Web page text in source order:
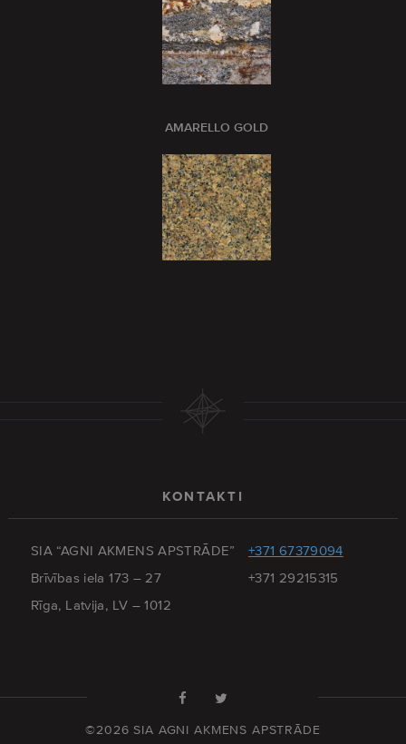
AMARELLO GOLD
KONTAKTI
SIA “AGNI AKMENS APSTRĀDE”
Brīvības iela 173 – 27
Rīga, Latvija, LV – 1012
+371 67379094
+371 29215315
©2026 SIA AGNI AKMENS APSTRĀDE